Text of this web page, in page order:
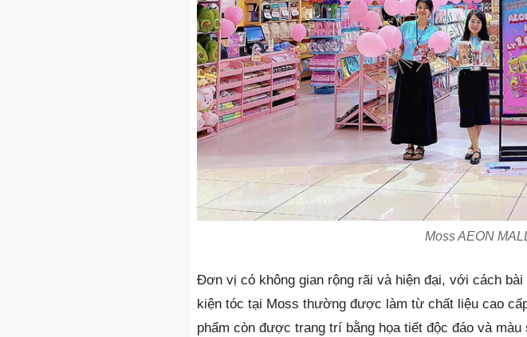
Moss AEON
Đơn vị có không gian rộng rãi và hiện đại, với cách
kiện tóc tại Moss thường được làm từ chất liệu cao
phẩm còn được trang trí bằng họa tiết độc đáo và